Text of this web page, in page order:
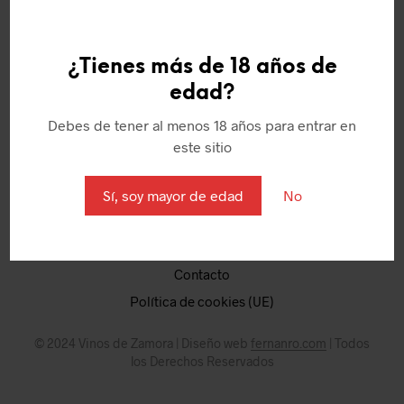
¿Tienes más de 18 años de
edad?
Debes de tener al menos 18 años para entrar en
este sitio
Sí, soy mayor de edad No
Política de Cookies
Términos y condiciones
Puntos
Contacto
Política de cookies (UE)
© 2024 Vinos de Zamora | Diseño web fernanro.com
| Todos
los Derechos Reservados